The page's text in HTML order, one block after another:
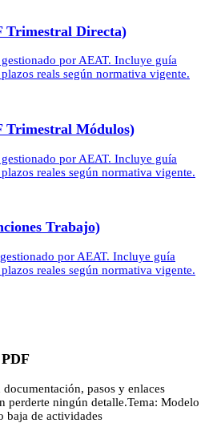
Trimestral Directa)
por AEAT. Incluye guía
reals según normativa vigente.
Trimestral Módulos)
por AEAT. Incluye guía
reales según normativa vigente.
Trabajo)
por AEAT. Incluye guía
reales según normativa vigente.
pasos y enlaces
perderte ningún detalle.Tema: Modelo
baja de actividades